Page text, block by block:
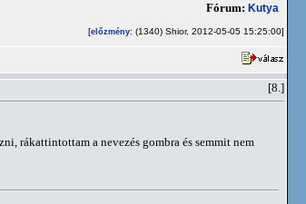
Fórum: Kutya
[előzmény: (1340) Shior, 2012-05-05 15:25:00]
[8.]
rákattintottam a nevezés gombra és semmit nem